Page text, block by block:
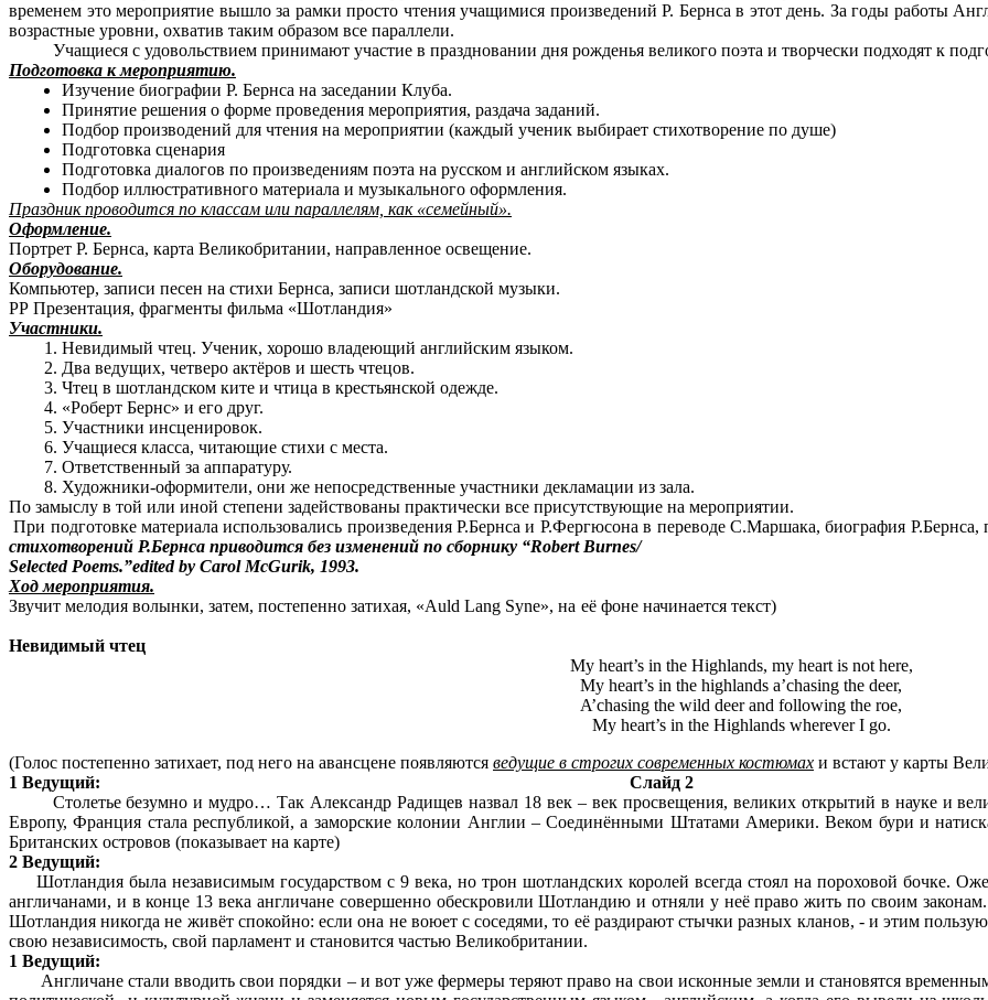
временем это мероприятие вышло за рамки просто чтения учащимися произведений Р. Бернса в этот день. За годы работы
возрастные уровни, охватив таким образом все параллели.
Учащиеся с удовольствием принимают участие в праздновании дня рожденья великого поэта и творчески подходят к
Подготовка к мероприятию.
Изучение биографии Р. Бернса на заседании Клуба.
Принятие решения о форме проведения мероприятия, раздача заданий.
Подбор производений для чтения на мероприятии (каждый ученик выбирает стихотворение по душе)
Подготовка сценария
Подготовка диалогов по произведениям поэта на русском и английском языках.
Подбор иллюстративного материала и музыкального оформления.
Праздник проводится по классам или параллелям, как «семейный».
Оформление.
Портрет Р. Бернса, карта Великобритании, направленное освещение.
Оборудование.
Компьютер, записи песен на стихи Бернса, записи шотландской музыки.
РР Презентация, фрагменты фильма «Шотландия»
Участники.
Невидимый чтец. Ученик, хорошо владеющий английским языком.
Два ведущих, четверо актёров и шесть чтецов.
Чтец в шотландском ките и чтица в крестьянской одежде.
«Роберт Бернс» и его друг.
Участники инсценировок.
Учащиеся класса, читающие стихи с места.
Ответственный за аппаратуру.
Художники-оформители, они же непосредственные участники декламации из зала.
По замыслу в той или иной степени задействованы практически все присутствующие на мероприятии.
При подготовке материала использовались произведения Р.Бернса и Р.Фергюсона в переводе С.Маршака, биография
стихотворений Р.Бернса приводится без изменений по сборнику “Robert Burnes/
Selected Poems.”edited by Carol McGurik, 1993.
Ход мероприятия.
Звучит мелодия волынки, затем, постепенно затихая, «Auld Lang Syne», на её фоне
Невидимый чтец
My heart’s in the Highlands, my heart is not here,
My heart’s in the highlands a’chasing the deer,
A’chasing the wild deer and following the roe,
My heart’s in the Highlands wherever I go.
(Голос постепенно затихает, под него на авансцене появляются ведущие в строгих современных костюмах и встают у карты
1 Ведущий:
Слайд 2
Столетье безумно и мудро… Так Александр Радищев назвал 18 век – век просвещения, великих открытий в науке и
Европу, Франция стала республикой, а заморские колонии Англии – Соединёнными Штатами Америки. Веком бури и
Британских островов (показывает на карте)
2 Ведущий:
Шотландия была независимым государством с 9 века, но трон шотландских королей всегда стоял на пороховой бочке.
англичанами, и в конце 13 века англичане совершенно обескровили Шотландию и отняли у неё право жить по своим законам.
Шотландия никогда не живёт спокойно: если она не воюет с соседями, то её раздирают стычки разных кланов, - и этим
свою независимость, свой парламент и становится частью Великобритании.
1 Ведущий:
Англичане стали вводить свои порядки – и вот уже фермеры теряют право на свои исконные земли и становятся